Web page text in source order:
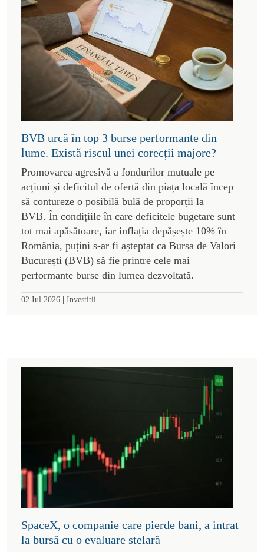
BVB urcă în top 3 burse performante din
lume. Există riscul unei corecții majore?
Promovarea agresivă a fondurilor mutuale pe
acțiuni și deficitul de ofertă din piața locală încep
să contureze o posibilă bulă de proporții la
BVB. În condițiile în care deficitele bugetare sunt
tot mai apăsătoare, iar inflația depășește 10% în
România, puțini s-ar fi așteptat ca Bursa de Valori
București (BVB) să fie printre cele mai
performante burse din lumea dezvoltată.
02 Iul 2026 | Investitii
SpaceX, o companie care pierde bani, a intrat
la bursă cu o evaluare stelară